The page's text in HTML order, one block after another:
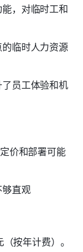
，对临时工和
临时人力资源
员工体验和机
价和部署可能
直观
按年计费）。